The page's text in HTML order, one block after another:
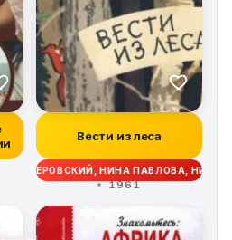
Вести из леса
ЛИВЕРОВСКИЙ, НИНА ПАВЛОВА,
1961